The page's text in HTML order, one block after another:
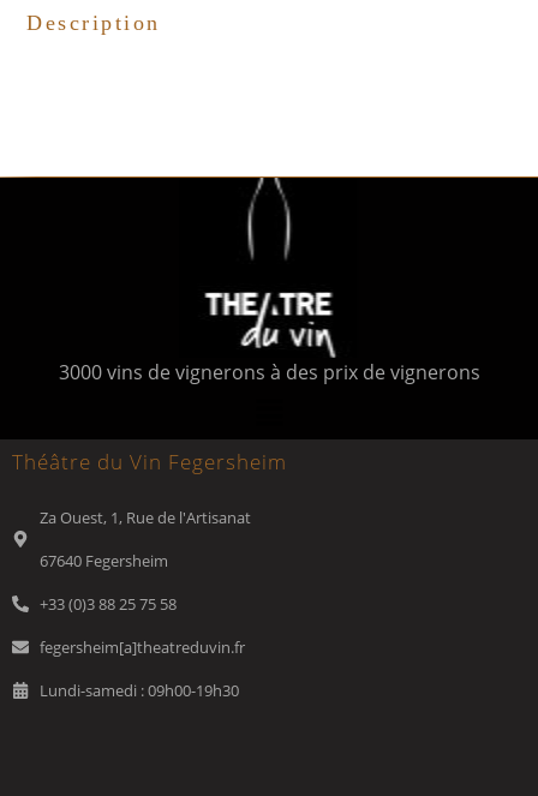
Description
3000 vins de vignerons à des prix de vignerons
Théâtre du Vin Fegersheim
Za Ouest, 1, Rue de l'Artisanat
67640 Fegersheim
+33 (0)3 88 25 75 58
fegersheim[a]theatreduvin.fr
Lundi-samedi : 09h00-19h30